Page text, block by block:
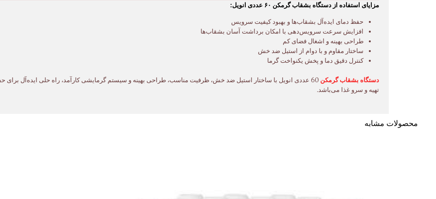
مزایای استفاده از دستگاه بشقاب گرمکن ۶۰ عددی انویل:
حفظ دمای ایده‌آل بشقاب‌ها و بهبود کیفیت سرویس
افزایش سرعت سرویس‌دهی با امکان برداشت آسان بشقاب‌ها
طراحی بهینه و اشغال فضای کم
ساختار مقاوم و با دوام از استیل ضد خش
کنترل دقیق دما و پخش یکنواخت گرما
دستگاه بشقاب گرمکن
60 عددی انویل با ساختار استیل ضد خش، ظرفیت مناسب، طراحی بهینه و سیستم گرمایشی کارآمد، راه حلی ایده‌آل
تهیه و سرو غذا می‌باشد.
محصولات مشابه